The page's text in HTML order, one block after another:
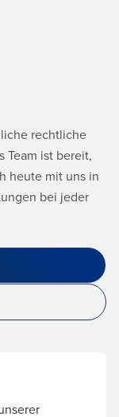
rechtliche
Team ist bereit,
heute mit uns in
bei jeder